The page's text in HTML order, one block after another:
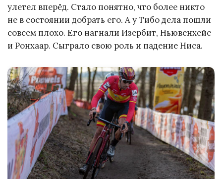
улетел вперёд. Стало понятно, что более никто
не в состоянии добрать его. А у Тибо дела пошли
совсем плохо. Его нагнали Изербит, Ньювенхейс
и Ронхаар. Сыграло свою роль и падение Ниса.